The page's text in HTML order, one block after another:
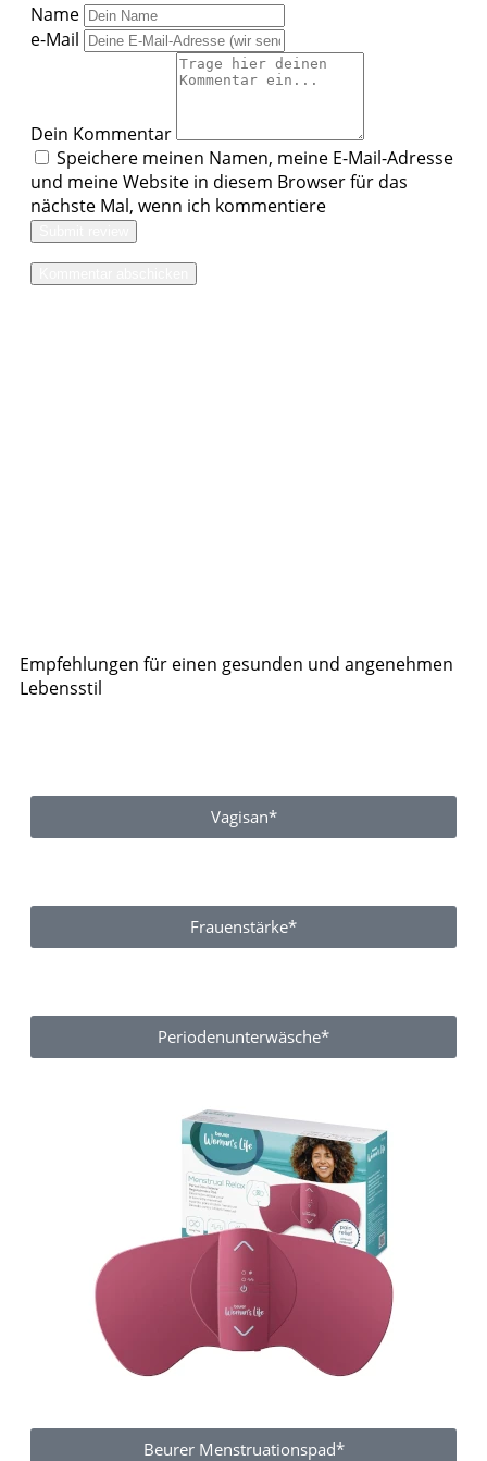
Name
e-Mail
Dein Kommentar
Speichere meinen Namen, meine E-Mail-Adresse
und meine Website in diesem Browser für das
nächste Mal, wenn ich kommentiere
Empfehlungen für einen gesunden und angenehmen
Lebensstil
Vagisan*
Frauenstärke*
Periodenunterwäsche*
Beurer Menstruationspad*